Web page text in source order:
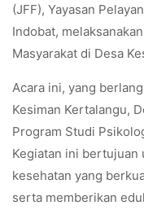
(JFF), Yayasan
Indobat,
Masyarakat di Desa
Acara ini, yang
Kesiman Kertalangu,
Program Studi
Kegiatan ini bertujuan
kesehatan yang
serta memberikan